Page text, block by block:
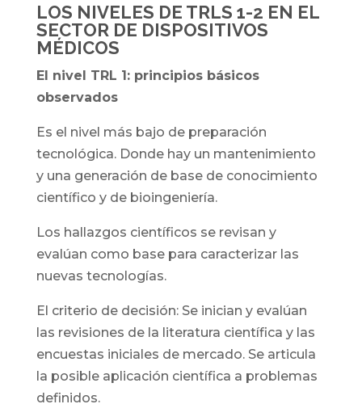
LOS NIVELES DE TRLS 1-2 EN EL
SECTOR DE DISPOSITIVOS
MÉDICOS
El nivel TRL 1: principios básicos
observados
Es el nivel más bajo de preparación
tecnológica. Donde hay un mantenimiento
y una generación de base de conocimiento
científico y de bioingeniería.
Los hallazgos científicos se revisan y
evalúan como base para caracterizar las
nuevas tecnologías.
El criterio de decisión: Se inician y evalúan
las revisiones de la literatura científica y las
encuestas iniciales de mercado. Se articula
la posible aplicación científica a problemas
definidos.